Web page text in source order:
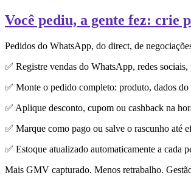
Você pediu, a gente fez: crie
Pedidos do WhatsApp, do direct, de
✅ Registre vendas do WhatsApp, redes
✅ Monte o pedido completo: produto, dados do
✅ Aplique desconto, cupom ou cashback na
✅ Marque como pago ou salve o rascunho até
✅ Estoque atualizado automaticamente a cada
Mais GMV capturado. Menos retrabalho.